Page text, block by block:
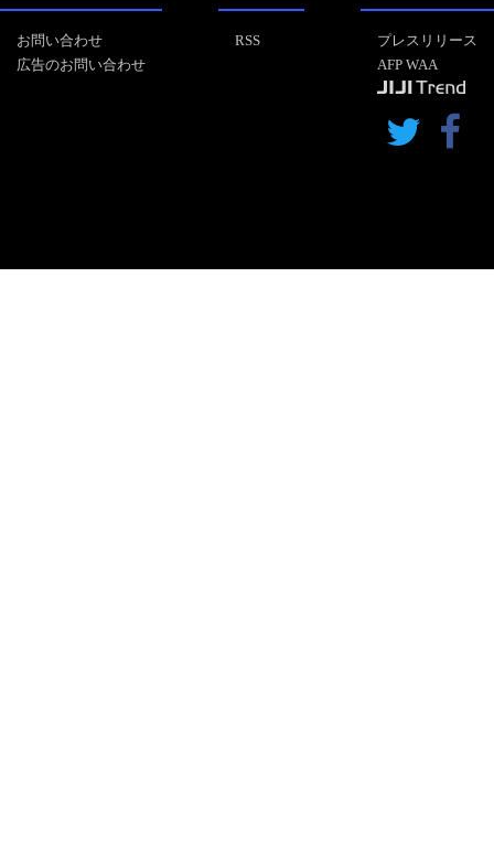
お問い合わせ
広告のお問い合わせ
RSS
プレスリリース
AFP WAA